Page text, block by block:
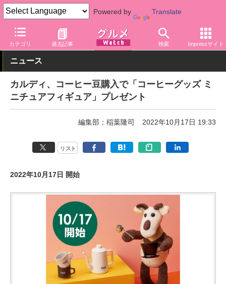
Powered by Translate
カテゴリ 過去記事 検索 Impressサイト
グルメ Watch 関連商品 グッズ
ニュース
カルディ、コーヒー豆購入で「コーヒーグッズ ミ
ニチュアフィギュア」プレゼント
編集部：稲葉隆司 2022年10月17日 19:33
リスト
2022年10月17日 開始